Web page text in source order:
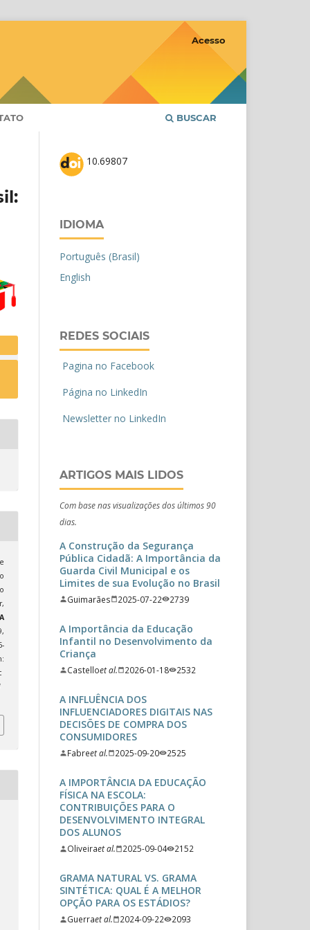
BUSCAR
Acesso
10.69807
IDIOMA
Português (Brasil)
English
REDES SOCIAIS
Pagina no Facebook
Página no LinkedIn
Newsletter no LinkedIn
ARTIGOS MAIS LIDOS
Com base nas visualizações dos últimos 90
dias.
A Construção da Segurança
Pública Cidadã: A Importância da
Guarda Civil Municipal e os
Limites de sua Evolução no Brasil
Guimarães 2025-07-22 2739
A Importância da Educação
Infantil no Desenvolvimento da
Criança
Castelloet al. 2026-01-18 2532
A INFLUÊNCIA DOS
INFLUENCIADORES DIGITAIS NAS
DECISÕES DE COMPRA DOS
CONSUMIDORES
Fabreet al. 2025-09-20 2525
A IMPORTÂNCIA DA EDUCAÇÃO
FÍSICA NA ESCOLA:
CONTRIBUIÇÕES PARA O
DESENVOLVIMENTO INTEGRAL
DOS ALUNOS
Oliveiraet al. 2025-09-04 2152
GRAMA NATURAL VS. GRAMA
SINTÉTICA: QUAL É A MELHOR
OPÇÃO PARA OS ESTÁDIOS?
Guerraet al. 2024-09-22 2093